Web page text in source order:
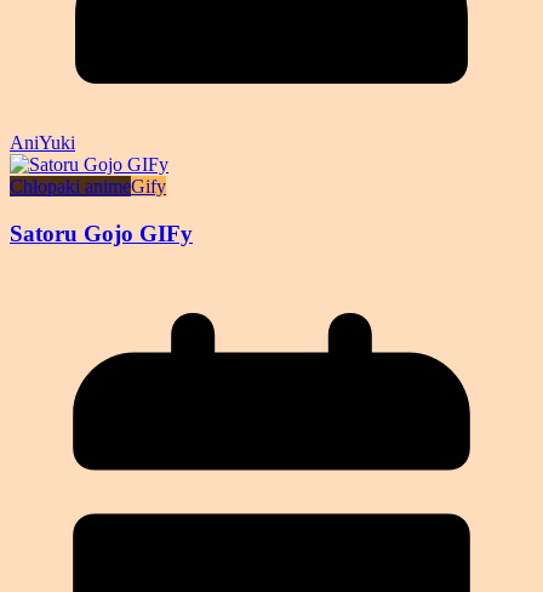
AniYuki
Chłopaki animeGify
Satoru Gojo GIFy